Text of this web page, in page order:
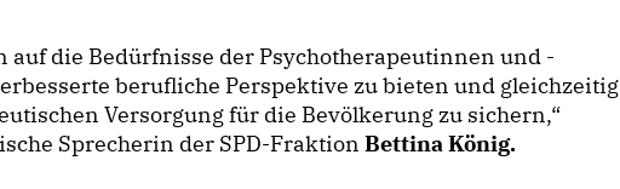
die Bedürfnisse der Psychotherapeutinnen und -
berufliche Perspektive zu bieten und gleichzeitig
Versorgung für die Bevölkerung zu sichern,“
Sprecherin der SPD-Fraktion Bettina König.